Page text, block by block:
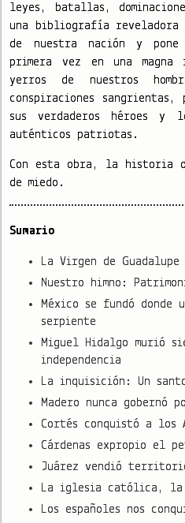
leyes, batallas,
una bibliografía
de nuestra nación y
primera vez en una magna
yerros de nuestros
conspiraciones
sus verdaderos héroes y
auténticos patriotas.
Con esta obra, la historia
de miedo.
Sumario
La Virgen de
Nuestro himno:
México se fundó donde
serpiente
Miguel Hidalgo murió
independencia
La inquisición: Un
Madero nunca gobernó
Cortés conquistó a los
Cárdenas expropio el
Juárez vendió
La iglesia católica, la
Los españoles nos